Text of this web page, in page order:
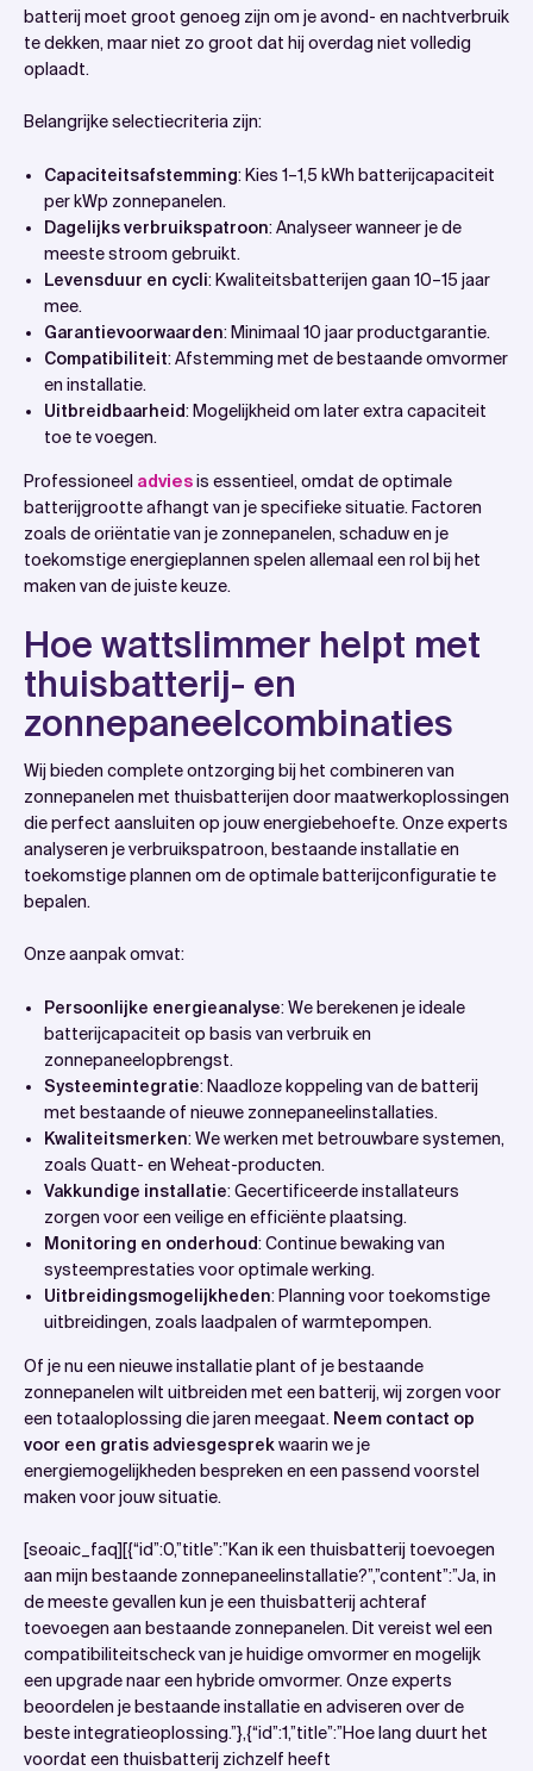
batterij moet groot genoeg zijn om je avond- en nachtverbruik
te dekken, maar niet zo groot dat hij overdag niet volledig
oplaadt.
Belangrijke selectiecriteria zijn:
Capaciteitsafstemming: Kies 1–1,5 kWh batterijcapaciteit
per kWp zonnepanelen.
Dagelijks verbruikspatroon: Analyseer wanneer je de
meeste stroom gebruikt.
Levensduur en cycli: Kwaliteitsbatterijen gaan 10–15 jaar
mee.
Garantievoorwaarden: Minimaal 10 jaar productgarantie.
Compatibiliteit: Afstemming met de bestaande omvormer
en installatie.
Uitbreidbaarheid: Mogelijkheid om later extra capaciteit
toe te voegen.
Professioneel adviesis essentieel, omdat de optimale
batterijgrootte afhangt van je specifieke situatie. Factoren
zoals de oriëntatie van je zonnepanelen, schaduw en je
toekomstige energieplannen spelen allemaal een rol bij het
maken van de juiste keuze.
Hoe wattslimmer helpt met
thuisbatterij- en
zonnepaneelcombinaties
Wij bieden complete ontzorging bij het combineren van
zonnepanelen met thuisbatterijen door maatwerkoplossingen
die perfect aansluiten op jouw energiebehoefte. Onze experts
analyseren je verbruikspatroon, bestaande installatie en
toekomstige plannen om de optimale batterijconfiguratie te
bepalen.
Onze aanpak omvat:
Persoonlijke energieanalyse: We berekenen je ideale
batterijcapaciteit op basis van verbruik en
zonnepaneelopbrengst.
Systeemintegratie: Naadloze koppeling van de batterij
met bestaande of nieuwe zonnepaneelinstallaties.
Kwaliteitsmerken: We werken met betrouwbare systemen,
zoals Quatt- en Weheat-producten.
Vakkundige installatie: Gecertificeerde installateurs
zorgen voor een veilige en efficiënte plaatsing.
Monitoring en onderhoud: Continue bewaking van
systeemprestaties voor optimale werking.
Uitbreidingsmogelijkheden: Planning voor toekomstige
uitbreidingen, zoals laadpalen of warmtepompen.
Of je nu een nieuwe installatie plant of je bestaande
zonnepanelen wilt uitbreiden met een batterij, wij zorgen voor
een totaaloplossing die jaren meegaat. Neem contact op
voor een gratis adviesgesprekwaarin we je
energiemogelijkheden bespreken en een passend voorstel
maken voor jouw situatie.
[seoaic_faq][{“id”:0,”title”:”Kan ik een thuisbatterij toevoegen
aan mijn bestaande zonnepaneelinstallatie?”,”content”:”Ja, in
de meeste gevallen kun je een thuisbatterij achteraf
toevoegen aan bestaande zonnepanelen. Dit vereist wel een
compatibiliteitscheck van je huidige omvormer en mogelijk
een upgrade naar een hybride omvormer. Onze experts
beoordelen je bestaande installatie en adviseren over de
beste integratieoplossing.”},{“id”:1,”title”:”Hoe lang duurt het
voordat een thuisbatterij zichzelf heeft